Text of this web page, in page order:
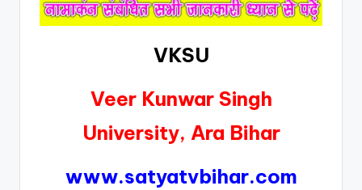
VKSU
Veer Kunwar Singh
University, Ara Bihar
www.satyatvbihar.com